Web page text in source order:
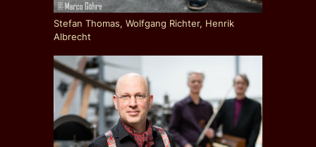
Stefan Thomas, Wolfgang Richter, Henrik
Albrecht